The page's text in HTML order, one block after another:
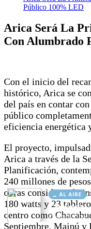
AL AIRE
Cargando...
Conectando...